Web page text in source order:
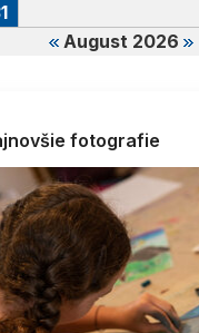
August 2026
fotografie